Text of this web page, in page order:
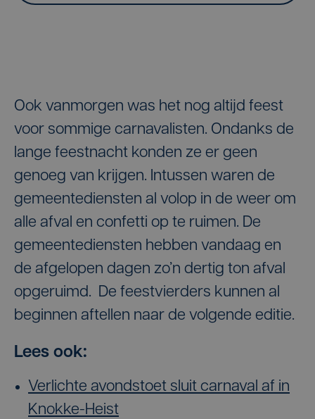
Ook vanmorgen was het nog altijd feest
voor sommige carnavalisten. Ondanks de
lange feestnacht konden ze er geen
genoeg van krijgen. Intussen waren de
gemeentediensten al volop in de weer om
alle afval en confetti op te ruimen. De
gemeentediensten hebben vandaag en
de afgelopen dagen zo’n dertig ton afval
opgeruimd. De feestvierders kunnen al
beginnen aftellen naar de volgende editie.
Lees ook:
Verlichte avondstoet sluit carnaval af in
Knokke-Heist